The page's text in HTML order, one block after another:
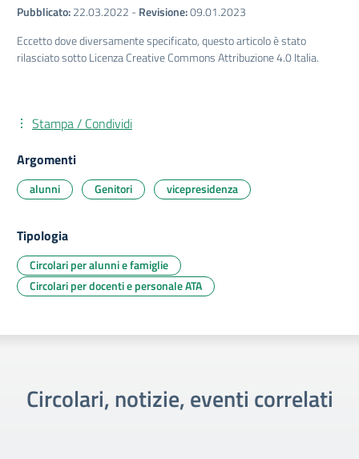
Pubblicato:22.03.2022 -Revisione:09.01.2023
Eccetto dove diversamente specificato, questo articolo è stato
rilasciato sotto Licenza Creative Commons Attribuzione 4.0 Italia.
Stampa / Condividi
Argomenti
alunni Genitori vicepresidenza
Tipologia
Circolari per alunni e famiglie
Circolari per docenti e personale ATA
Circolari, notizie, eventi correlati